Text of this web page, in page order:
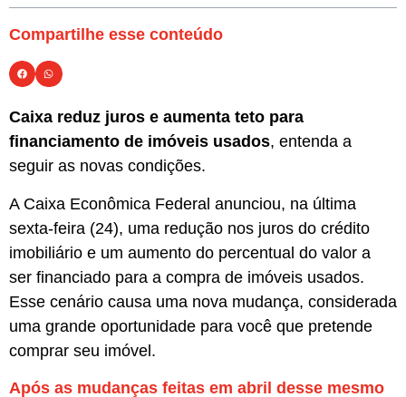
Compartilhe esse conteúdo
Caixa reduz juros e aumenta teto para
financiamento de imóveis usados, entenda a
seguir as novas condições.
A Caixa Econômica Federal anunciou, na última
sexta-feira (24), uma redução nos juros do crédito
imobiliário e um aumento do percentual do valor a
ser financiado para a compra de imóveis usados.
Esse cenário causa uma nova mudança, considerada
uma grande oportunidade para você que pretende
comprar seu imóvel.
Após as mudanças feitas em abril desse mesmo